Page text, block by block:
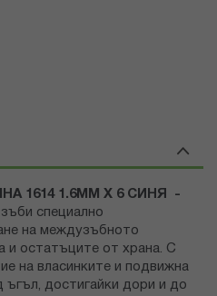
1614 1.6ММ Х 6 СИНЯ -
специално
на междузъбното
и остатъците от храна. С
на власинките и подвижна
ъгъл, достигайки дори и до